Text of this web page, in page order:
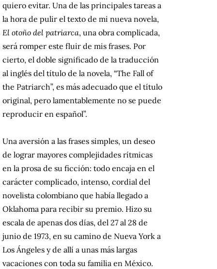
quiero evitar. Una de las principales tareas a
la hora de pulir el texto de mi nueva novela,
El otoño del patriarca, una obra complicada,
será romper este fluir de mis frases. Por
cierto, el doble significado de la traducción
al inglés del título de la novela, “The Fall of
the Patriarch”, es más adecuado que el título
original, pero lamentablemente no se puede
reproducir en español”.
Una aversión a las frases simples, un deseo
de lograr mayores complejidades rítmicas
en la prosa de su ficción: todo encaja en el
carácter complicado, intenso, cordial del
novelista colombiano que había llegado a
Oklahoma para recibir su premio. Hizo su
escala de apenas dos días, del 27 al 28 de
junio de 1973, en su camino de Nueva York a
Los Ángeles y de allí a unas más largas
vacaciones con toda su familia en México.